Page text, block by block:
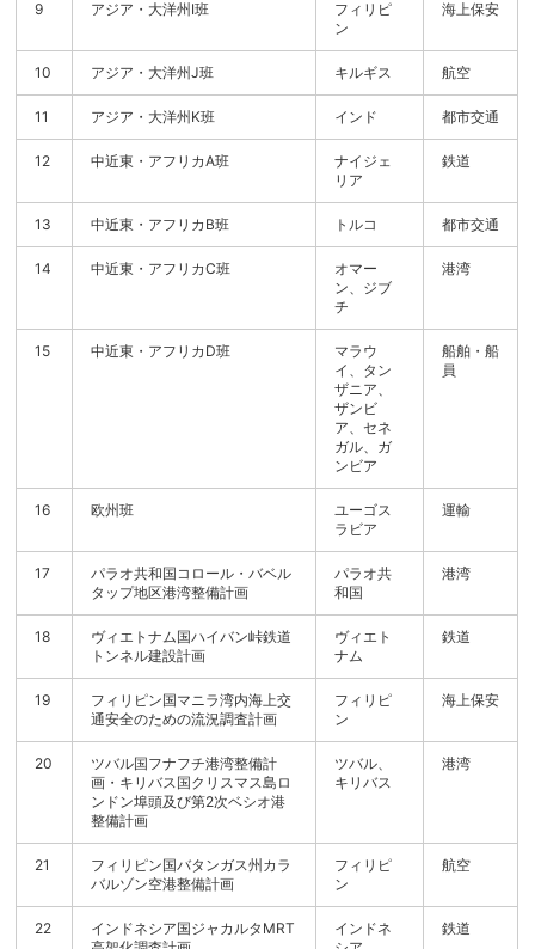
9 アジア・大洋州I班
フィリピ
ン
海上保安
10 アジア・大洋州J班 キルギス 航空
11 アジア・大洋州K班 インド 都市交通
12 中近東・アフリカA班
ナイジェ
リア
鉄道
13 中近東・アフリカB班 トルコ 都市交通
14 中近東・アフリカC班
オマー
ン、ジブ
チ
港湾
15 中近東・アフリカD班
マラウ
イ、タン
ザニア、
ザンビ
ア、セネ
ガル、ガ
ンビア
船舶・船
員
16 欧州班
ユーゴス
ラビア
運輸
17
パラオ共和国コロール・バベル
タップ地区港湾整備計画
パラオ共
和国
港湾
18
ヴィエトナム国ハイバン峠鉄道
トンネル建設計画
ヴィエト
ナム
鉄道
19
フィリピン国マニラ湾内海上交
通安全のための流況調査計画
フィリピ
ン
海上保安
20
ツバル国フナフチ港湾整備計
画・キリバス国クリスマス島ロ
ンドン埠頭及び第2次ベシオ港
整備計画
ツバル、
キリバス
港湾
21
フィリピン国バタンガス州カラ
バルゾン空港整備計画
フィリピ
ン
航空
22
インドネシア国ジャカルタMRT
インドネ
鉄道